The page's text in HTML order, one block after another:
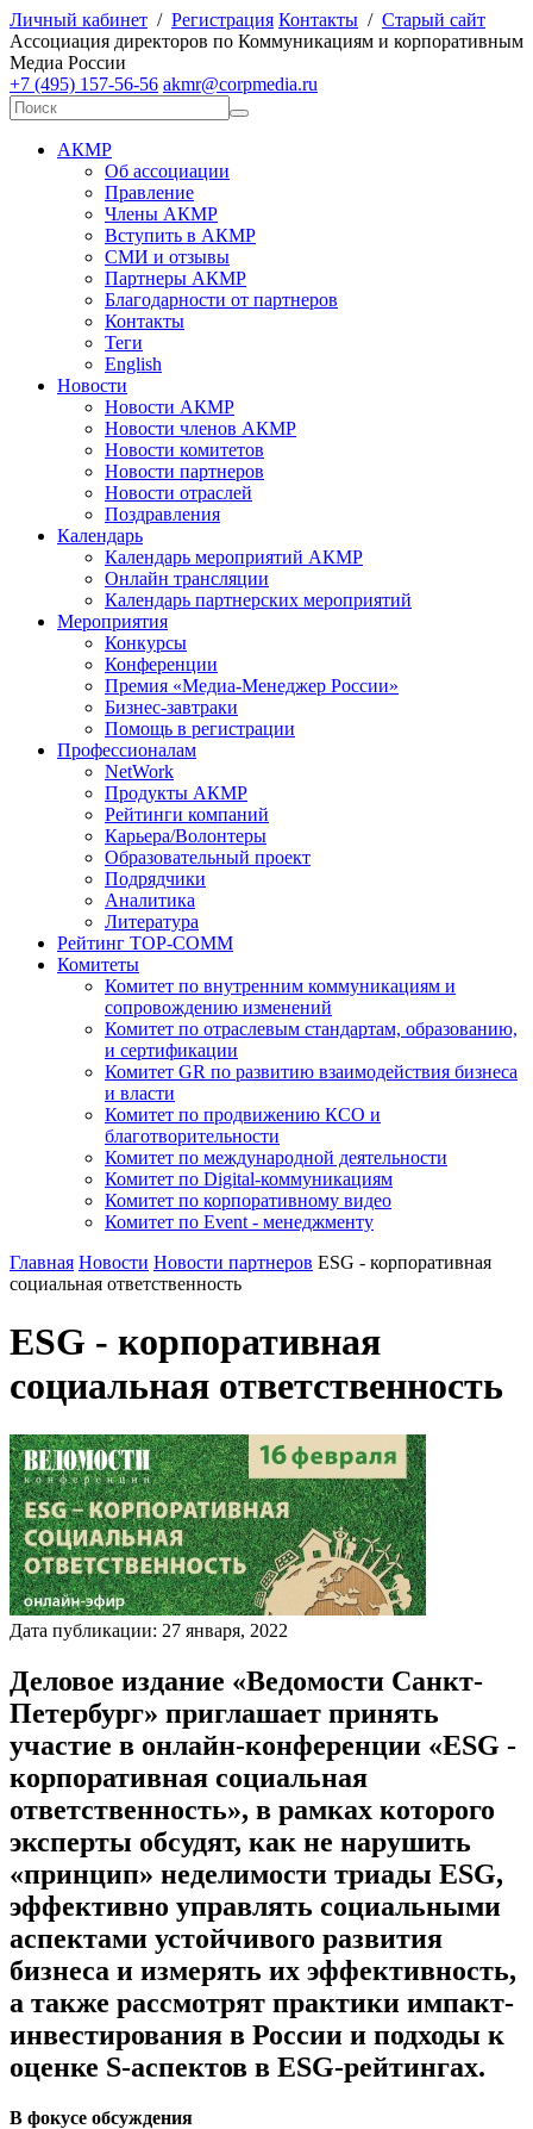
Личный кабинет / Регистрация Контакты / Старый сайт
Ассоциация директоров по Коммуникациям и корпоративным
Медиа России
+7 (495) 157-56-56 akmr@corpmedia.ru
АКМР
Об ассоциации
Правление
Члены АКМР
Вступить в АКМР
СМИ и отзывы
Партнеры АКМР
Благодарности от партнеров
Контакты
Теги
English
Новости
Новости АКМР
Новости членов АКМР
Новости комитетов
Новости партнеров
Новости отраслей
Поздравления
Календарь
Календарь мероприятий АКМР
Онлайн трансляции
Календарь партнерских мероприятий
Мероприятия
Конкурсы
Конференции
Премия «Медиа-Менеджер России»
Бизнес-завтраки
Помощь в регистрации
Профессионалам
NetWork
Продукты АКМР
Рейтинги компаний
Карьера/Волонтеры
Образовательный проект
Подрядчики
Аналитика
Литература
Рейтинг TOP-COMM
Комитеты
Комитет по внутренним коммуникациям и
сопровождению изменений
Комитет по отраслевым стандартам, образованию,
и сертификации
Комитет GR по развитию взаимодействия бизнеса
и власти
Комитет по продвижению КСО и
благотворительности
Комитет по международной деятельности
Комитет по Digital-коммуникациям
Комитет по корпоративному видео
Комитет по Event - менеджменту
Главная Новости Новости партнеров ESG - корпоративная
социальная ответственность
ESG - корпоративная
социальная ответственность
Дата публикации: 27 января, 2022
Деловое издание «Ведомости Санкт-
Петербург» приглашает принять
участие в онлайн-конференции «ESG -
корпоративная социальная
ответственность», в рамках которого
эксперты обсудят, как не нарушить
«принцип» неделимости триады ESG,
эффективно управлять социальными
аспектами устойчивого развития
бизнеса и измерять их эффективность,
а также рассмотрят практики импакт-
инвестирования в России и подходы к
оценке S-аспектов в ESG-рейтингах.
В фокусе обсуждения